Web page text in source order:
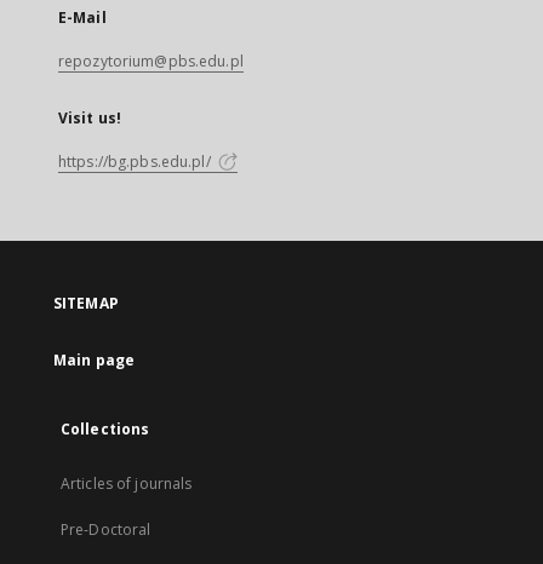
E-Mail
repozytorium@pbs.edu.pl
Visit us!
https://bg.pbs.edu.pl/
SITEMAP
Main page
Collections
Articles of journals
Pre-Doctoral